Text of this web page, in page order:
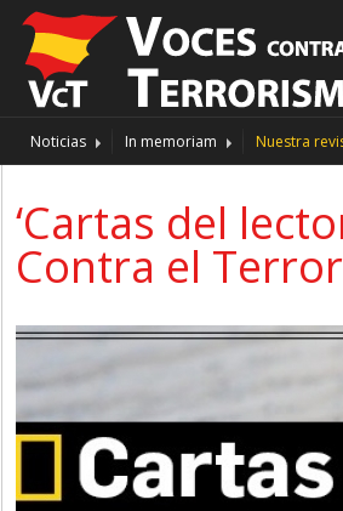
Noticias In memoriam Nuestra
‘Cartas del
Contra el